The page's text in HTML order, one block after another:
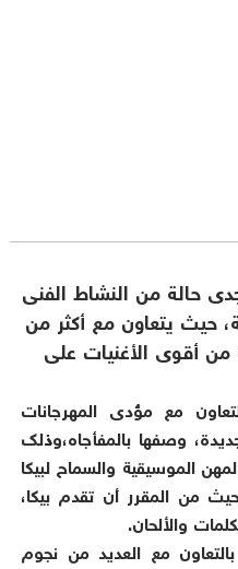
حالة من النشاط الفنى
حيث يتعاون مع أكثر من
من أقوى الأغنيات على
مع مؤدى المهرجانات
وصفها بالمفأجاه،وذلك
الموسيقية والسماح لبيكا
من المقرر أن تقدم بيكا،
والألحان.
مع العديد من نجوم